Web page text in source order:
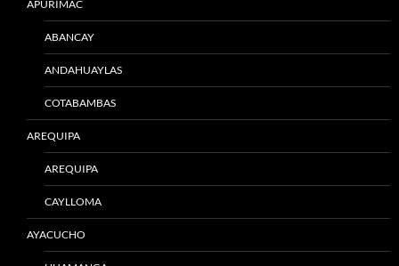
APURÍMAC
ABANCAY
ANDAHUAYLAS
COTABAMBAS
AREQUIPA
AREQUIPA
CAYLLOMA
AYACUCHO